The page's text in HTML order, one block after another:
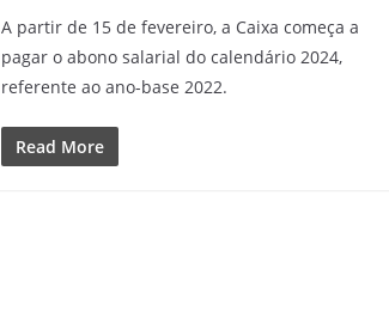
A partir de 15 de fevereiro, a Caixa começa a
pagar o abono salarial do calendário 2024,
referente ao ano-base 2022.
Read More